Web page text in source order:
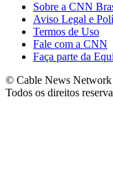
Sobre a CNN
Aviso Legal e
Termos de Uso
Fale com a CNN
Faça parte da
© Cable News
Todos os direitos